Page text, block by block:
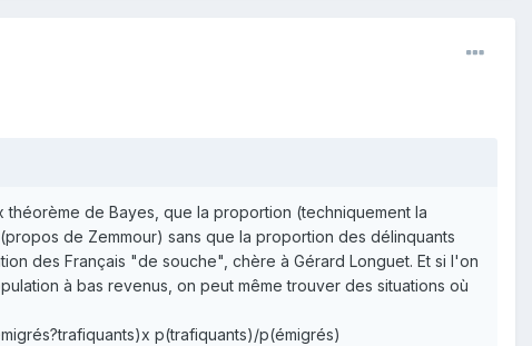
de Bayes, que la proportion (techniquement la
de Zemmour) sans que la proportion des délinquants
des Français "de souche", chère à Gérard Longuet. Et si l'on
à bas revenus, on peut même trouver des situations où
p(trafiquants)/p(émigrés)